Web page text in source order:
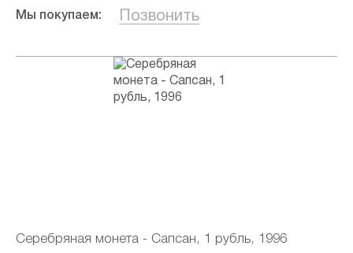
Мы покупаем: Позвонить
Серебряная монета - Сапсан, 1 рубль, 1996